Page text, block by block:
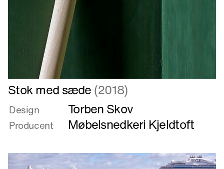
Læs
mere
om
Stok
med
Stok med sæde(2018)
Design Torben Skov
Producent Møbelsnedkeri Kjeldtoft